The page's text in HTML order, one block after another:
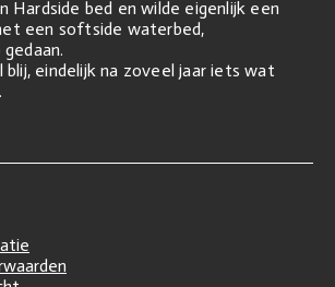
Hardside bed en wilde eigenlijk een
een softside waterbed,
blij, eindelijk na zoveel jaar iets wat